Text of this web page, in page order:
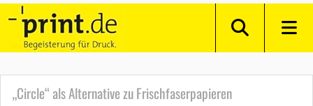
„Circle“ als Alternative zu Frischfaserpapieren